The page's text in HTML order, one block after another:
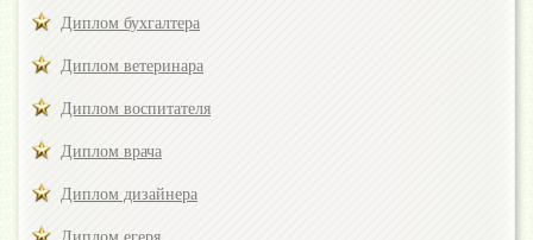
Диплом бухгалтера
Диплом ветеринара
Диплом воспитателя
Диплом врача
Диплом дизайнера